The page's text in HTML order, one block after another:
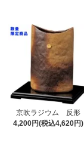
京吹ラジウム 反形
4,200円(税込4,620円)